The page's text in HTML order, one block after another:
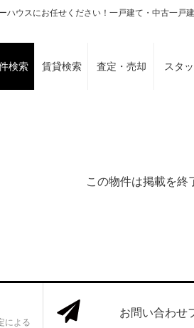
ウスにお任せください！一戸建て・中古一戸
検索 賃貸検索 査定・売却 スタ
この物件は掲載を終
による
お問い合わせ